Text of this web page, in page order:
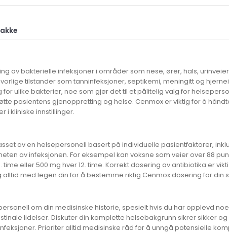
av bakterielle infeksjoner i områder som nese, ører, hals,
tilstander som tanninfeksjoner, septikemi, meningitt og
ulike bakterier, noe som gjør det til et pålitelig valg for
pasientens gjenoppretting og helse. Cenmox er viktig for å
i kliniske innstillinger.
av en helsepersonell basert på individuelle pasientfaktorer,
av infeksjonen. For eksempel kan voksne som veier over 88
eller 500 mg hver 12. time. Korrekt dosering av antibiotika er
med legen din for å bestemme riktig Cenmox dosering for din
om din medisinske historie, spesielt hvis du har opplevd
lidelser. Diskuter din komplette helsebakgrunn sikrer sikker
Prioriter alltid medisinske råd for å unngå potensielle